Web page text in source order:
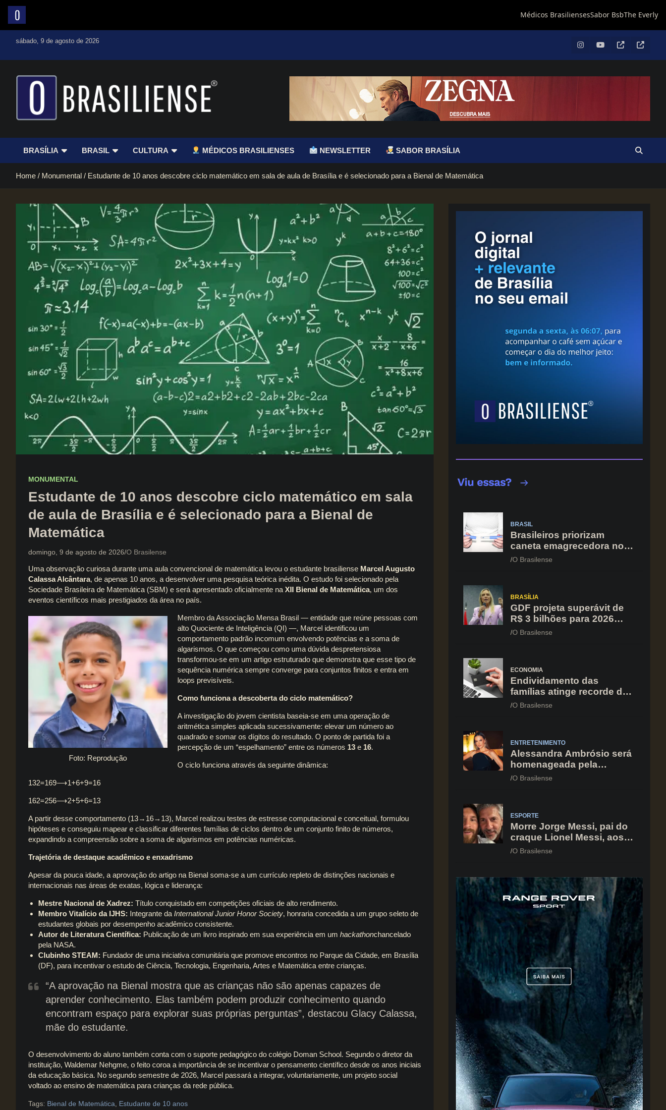
sábado, 9 de agosto de 2026
BRASÍLIA BRASIL CULTURA MÉDICOS BRASILIENSES NEWSLETTER SABOR BRASÍLIA
Home Monumental Estudante de 10 anos descobre ciclo matemático em sala de aula de Brasília e é selecionado para a Bienal de Matemática
MONUMENTAL
Estudante de 10 anos descobre ciclo matemático em sala
de aula de Brasília e é selecionado para a Bienal de
Matemática
domingo, 9 de agosto de 2026 O Brasilense
Uma observação curiosa durante uma aula convencional de matemática levou o estudante brasiliense Marcel Augusto
Calassa Alcântara, de apenas 10 anos, a desenvolver uma pesquisa teórica inédita. O estudo foi selecionado pela
Sociedade Brasileira de Matemática (SBM) e será apresentado oficialmente na XII Bienal de Matemática, um dos
eventos científicos mais prestigiados da área no país.
Foto: Reprodução
Membro da Associação Mensa Brasil — entidade que reúne pessoas com
alto Quociente de Inteligência (QI) —, Marcel identificou um
comportamento padrão incomum envolvendo potências e a soma de
algarismos. O que começou como uma dúvida despretensiosa
transformou-se em um artigo estruturado que demonstra que esse tipo de
sequência numérica sempre converge para conjuntos finitos e entra em
loops previsíveis.
Como funciona a descoberta do ciclo matemático?
A investigação do jovem cientista baseia-se em uma operação de
aritmética simples aplicada sucessivamente: elevar um número ao
quadrado e somar os dígitos do resultado. O ponto de partida foi a
percepção de um “espelhamento” entre os números 13 e 16.
O ciclo funciona através da seguinte dinâmica:
132=169⟶1+6+9=16
162=256⟶2+5+6=13
A partir desse comportamento (13→16→13), Marcel realizou testes de estresse computacional e conceitual, formulou
hipóteses e conseguiu mapear e classificar diferentes famílias de ciclos dentro de um conjunto finito de números,
expandindo a compreensão sobre a soma de algarismos em potências numéricas.
Trajetória de destaque acadêmico e enxadrismo
Apesar da pouca idade, a aprovação do artigo na Bienal soma-se a um currículo repleto de distinções nacionais e
internacionais nas áreas de exatas, lógica e liderança:
Mestre Nacional de Xadrez: Título conquistado em competições oficiais de alto rendimento.
Membro Vitalício da IJHS: Integrante da International Junior Honor Society, honraria concedida a um grupo seleto de
estudantes globais por desempenho acadêmico consistente.
Autor de Literatura Científica: Publicação de um livro inspirado em sua experiência em um hackathonchancelado
pela NASA.
Clubinho STEAM: Fundador de uma iniciativa comunitária que promove encontros no Parque da Cidade, em Brasília
(DF), para incentivar o estudo de Ciência, Tecnologia, Engenharia, Artes e Matemática entre crianças.
“A aprovação na Bienal mostra que as crianças não são apenas capazes de
aprender conhecimento. Elas também podem produzir conhecimento quando
encontram espaço para explorar suas próprias perguntas”, destacou Glacy Calassa,
mãe do estudante.
O desenvolvimento do aluno também conta com o suporte pedagógico do colégio Doman School. Segundo o diretor da
instituição, Waldemar Nehgme, o feito coroa a importância de se incentivar o pensamento científico desde os anos iniciais
da educação básica. No segundo semestre de 2026, Marcel passará a integrar, voluntariamente, um projeto social
voltado ao ensino de matemática para crianças da rede pública.
Tags: Bienal de Matemática Estudante de 10 anos
BRASIL
Brasileiros priorizam
caneta emagrecedora no
orçamento mesmo em
O Brasilense
BRASÍLIA
GDF projeta superávit de
R$ 3 bilhões para 2026
após registrar recuo no
O Brasilense
ECONOMIA
Endividamento das
famílias atinge recorde de
82% em julho; cartão de
O Brasilense
ENTRETENIMENTO
Alessandra Ambrósio será
homenageada pela
BrazilFoundation no New
O Brasilense
ESPORTE
Morre Jorge Messi, pai do
craque Lionel Messi, aos
68 anos na Argentina
O Brasilense